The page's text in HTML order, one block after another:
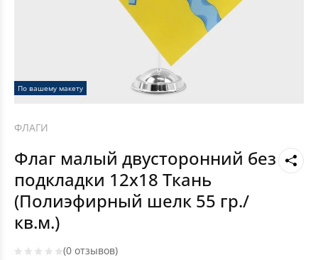
По вашему макету
ФЛАГИ
Флаг малый двусторонний без
подкладки 12х18 Ткань
(Полиэфирный шелк 55 гр./
кв.м.)
(0 отзывов)